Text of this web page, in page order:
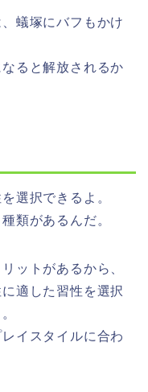
蟻塚にバフもかけ
なると解放されるか
選択できるよ。
類があるんだ。
ットがあるから、
適した習性を選択
イスタイルに合わ